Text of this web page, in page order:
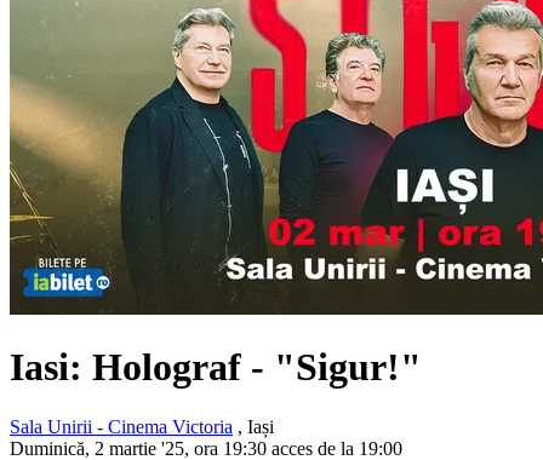
Iasi: Holograf - "Sigur!"
Sala Unirii - Cinema Victoria , Iași
Duminică, 2 martie '25, ora 19:30 acces de la 19:00